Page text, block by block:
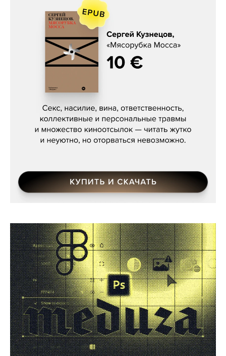
Сергей Кузнецов, «Мясорубка